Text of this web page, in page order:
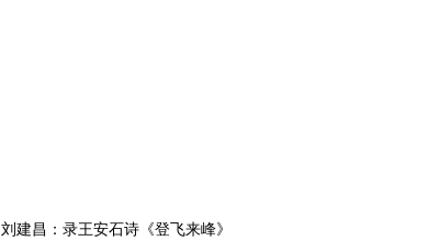
刘建昌：录王安石诗《登飞来峰》